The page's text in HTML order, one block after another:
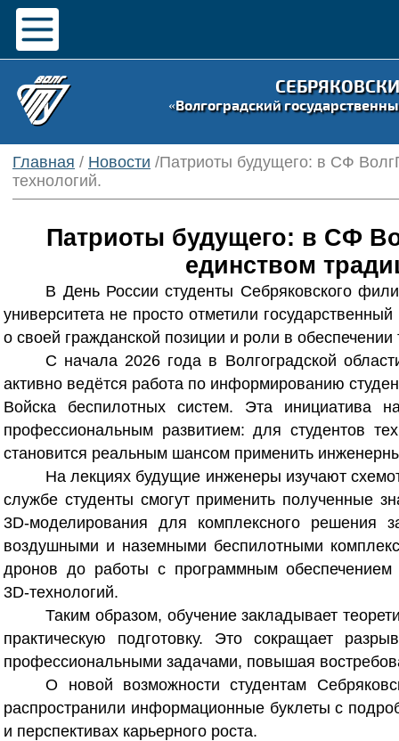
«Волгоградский
Главная / Новости /Патриоты будущего: в СФ
технологий.
Патриоты будущего: в СФ
единством
В День России студенты Себряковского
университета не просто отметили
о своей гражданской позиции и роли в обеспечении
С начала 2026 года в Волгоградской
активно ведётся работа по информированию
Войска беспилотных систем. Эта инициатива
профессиональным развитием: для студентов
становится реальным шансом применить
На лекциях будущие инженеры изучают
службе студенты смогут применить полученные
3D‑моделирования для комплексного решения
воздушными и наземными беспилотными
дронов до работы с программным обеспечением
3D‑технологий.
Таким образом, обучениезакладывает
практическую подготовку. Это сокращает
профессиональными задачами, повышая
О новой возможности студентам
распространили информационные буклеты с
и перспективах карьерного роста.